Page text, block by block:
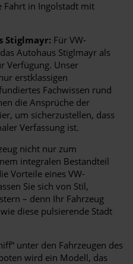
Fahrt in Ingolstadt mit
Stiglmayr: Für VW-
Autohaus Stiglmayr als
Verfügung. Unser
erstklassigen
Fachwissen rund
die Ansprüche der
um sicherzustellen, dass
Verfassung ist.
nicht nur zum
integralen Bestandteil
Vorteile eines VW-
Sie sich von Stil,
– denn Ihr Fahrzeug
diese pulsierende Stadt
unter den Fahrzeugen des
wird ein Modell, das